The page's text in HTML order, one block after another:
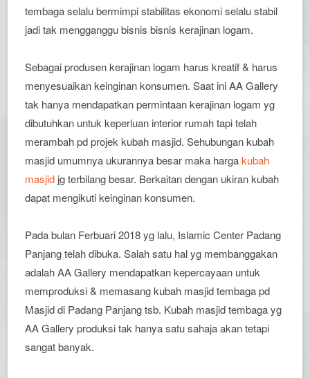
tembaga selalu bermimpi stabilitas ekonomi selalu stabil
jadi tak mengganggu bisnis bisnis kerajinan logam.
Sebagai produsen kerajinan logam harus kreatif & harus
menyesuaikan keinginan konsumen. Saat ini AA Gallery
tak hanya mendapatkan permintaan kerajinan logam yg
dibutuhkan untuk keperluan interior rumah tapi telah
merambah pd projek kubah masjid. Sehubungan kubah
masjid umumnya ukurannya besar maka hargakubah
masjid jg terbilang besar. Berkaitan dengan ukiran kubah
dapat mengikuti keinginan konsumen.
Pada bulan Ferbuari 2018 yg lalu, Islamic Center Padang
Panjang telah dibuka. Salah satu hal yg membanggakan
adalah AA Gallery mendapatkan kepercayaan untuk
memproduksi & memasang kubah masjid tembaga pd
Masjid di Padang Panjang tsb. Kubah masjid tembaga yg
AA Gallery produksi tak hanya satu sahaja akan tetapi
sangat banyak.